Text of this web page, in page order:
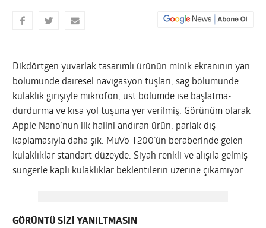
Dikdörtgen yuvarlak tasarımlı ürünün minik ekranının yan
bölümünde dairesel navigasyon tuşları, sağ bölümünde
kulaklık girişiyle mikrofon, üst bölümde ise başlatma-
durdurma ve kısa yol tuşuna yer verilmiş. Görünüm olarak
Apple Nano’nun ilk halini andıran ürün, parlak dış
kaplamasıyla daha şık. MuVo T200’ün beraberinde gelen
kulaklıklar standart düzeyde. Siyah renkli ve alışıla gelmiş
süngerle kaplı kulaklıklar beklentilerin üzerine çıkamıyor.
GÖRÜNTÜ SİZİ YANILTMASIN